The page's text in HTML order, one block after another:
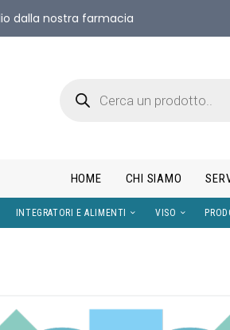
dalla nostra farmacia
HOME CHI SIAMO